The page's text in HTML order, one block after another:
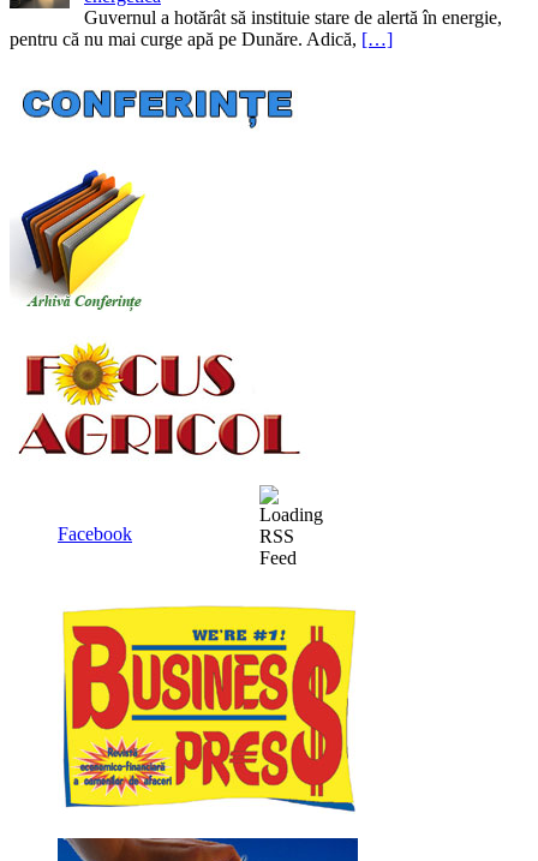
Guvernul a hotărât să instituie stare de alertă în energie,
pentru că nu mai curge apă pe Dunăre. Adică, […]
Facebook